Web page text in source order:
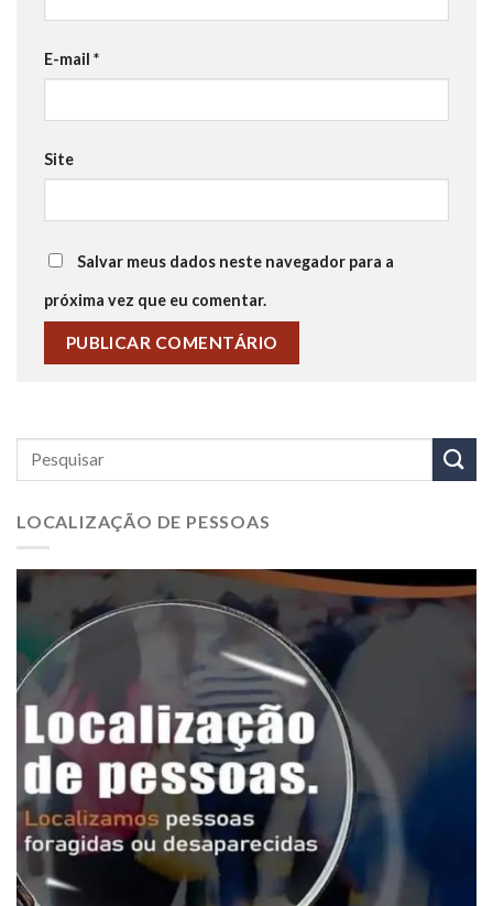
E-mail *
Site
Salvar meus dados neste navegador para a
próxima vez que eu comentar.
LOCALIZAÇÃO DE PESSOAS